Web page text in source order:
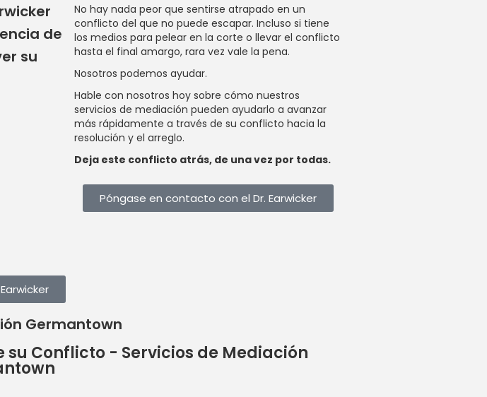
de
su
No hay nada peor que sentirse atrapado en un
conflicto del que no puede escapar. Incluso si tiene
los medios para pelear en la corte o llevar el conflicto
hasta el final amargo, rara vez vale la pena.
Nosotros podemos ayudar.
Hable con nosotros hoy sobre cómo nuestros
servicios de mediación pueden ayudarlo a avanzar
más rápidamente a través de su conflicto hacia la
resolución y el arreglo.
Deja este conflicto atrás, de una vez por todas.
Póngase en contacto con el Dr. Earwicker
Germantown
su Conflicto - Servicios de Mediación